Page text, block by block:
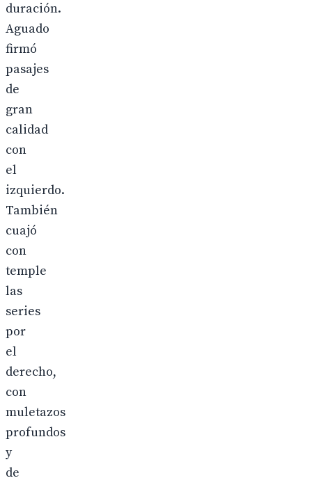
duración.
Aguado
firmó
pasajes
de
gran
calidad
con
el
izquierdo.
También
cuajó
con
temple
las
series
por
el
derecho,
con
muletazos
profundos
y
de